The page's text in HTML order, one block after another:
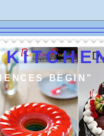
BEGIN"